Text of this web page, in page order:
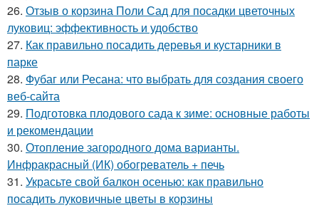
26. Отзыв о корзина Поли Сад для посадки цветочных
луковиц: эффективность и удобство
27. Как правильно посадить деревья и кустарники в
парке
28. Фубаг или Ресана: что выбрать для создания своего
веб-сайта
29. Подготовка плодового сада к зиме: основные работы
и рекомендации
30. Отопление загородного дома варианты.
Инфракрасный (ИК) обогреватель + печь
31. Украсьте свой балкон осенью: как правильно
посадить луковичные цветы в корзины